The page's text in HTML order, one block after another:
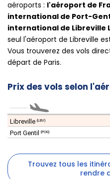
aéroports : l'aéroport de
international de Port-
international de Libreville
seul l'aéroport de Libreville
Vous trouverez des vols
départ de Paris.
Prix des vols selon
Libreville (LBV)
Port Gentil (POG)
Trouvez tous les
rendre